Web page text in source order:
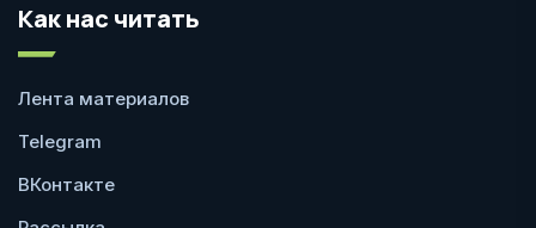
Как нас читать
Лента материалов
Telegram
ВКонтакте